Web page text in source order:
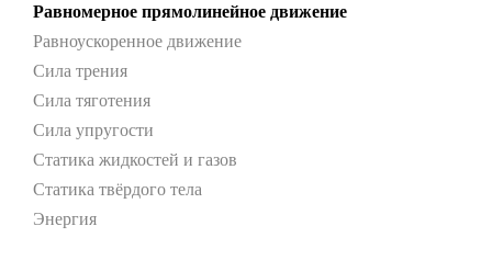
Равномерное прямолинейное движение
Равноускоренное движение
Сила трения
Сила тяготения
Сила упругости
Статика жидкостей и газов
Статика твёрдого тела
Энергия